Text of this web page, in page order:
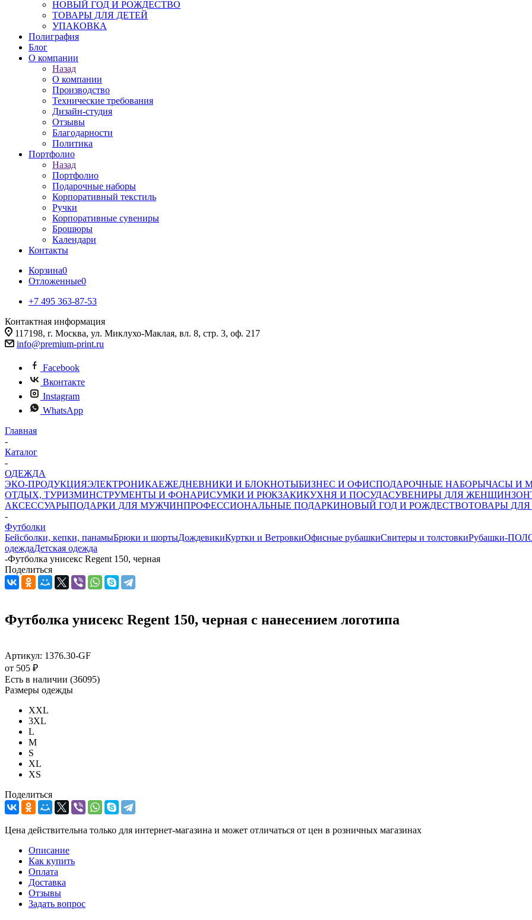
НОВЫЙ ГОД И РОЖДЕСТВО
ТОВАРЫ ДЛЯ ДЕТЕЙ
УПАКОВКА
Полиграфия
Блог
О компании
Назад
О компании
Производство
Технические требования
Дизайн-студия
Отзывы
Благодарности
Политика
Портфолио
Назад
Портфолио
Подарочные наборы
Корпоративный текстиль
Ручки
Корпоративные сувениры
Брошюры
Календари
Контакты
Корзина0
Отложенные0
+7 495 363-87-53
Контактная информация
117198, г. Москва, ул. Миклухо-Маклая, вл. 8, стр. 3, оф. 217
info@premium-print.ru
Facebook
Вконтакте
Instagram
WhatsApp
Главная
-
Каталог
-
ОДЕЖДА
ЭКО-ПРОДУКЦИЯЭЛЕКТРОНИКАЕЖЕДНЕВНИКИ И БЛОКНОТЫБИЗНЕС И ОФИСПОДАРОЧНЫЕ НАБОРЫЧАСЫ И
ОТДЫХ, ТУРИЗМИНСТРУМЕНТЫ И ФОНАРИСУМКИ И РЮКЗАКИКУХНЯ И ПОСУДАСУВЕНИРЫ ДЛЯ ЖЕНЩИН
АКСЕССУАРЫПОДАРКИ ДЛЯ МУЖЧИНПРОФЕССИОНАЛЬНЫЕ ПОДАРКИНОВЫЙ ГОД И РОЖДЕСТВОТОВАРЫ ДЛЯ
-
Футболки
Бейсболки, кепки, панамыБрюки и шортыДождевикиКуртки и ВетровкиОфисные рубашкиСвитеры и толстовкиРубашки-
одеждаДетская одежда
-Футболка унисекс Regent 150, черная
Поделиться
Футболка унисекс Regent 150, черная с нанесением логотипа
Артикул: 1376.30-GF
от 505 ₽
Есть в наличии (36095)
Размеры одежды
XXL
3XL
L
M
S
XL
XS
Поделиться
Цена действительна только для интернет-магазина и может отличаться от цен в розничных магазинах
Описание
Как купить
Оплата
Доставка
Отзывы
Задать вопрос